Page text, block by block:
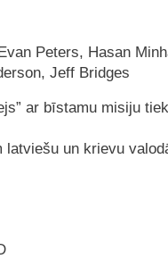
Peters, Hasan
Jeff Bridges
ar bīstamu misiju
latviešu un krievu